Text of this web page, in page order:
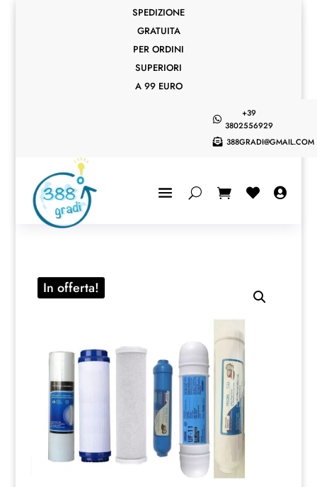
SPEDIZIONE
GRATUITA
PER ORDINI
SUPERIORI
A 99 EURO

+39
3802556929
 388GRADI@GMAIL.COM
 
In offerta!